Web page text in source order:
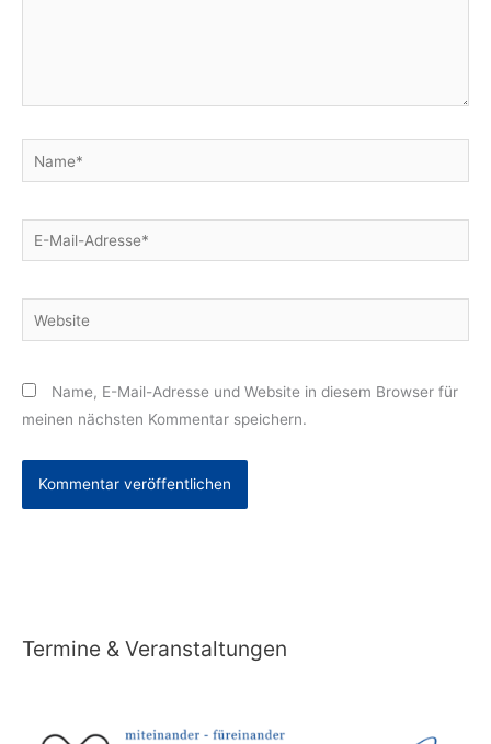
Name*
E-
Mail-
Website
Name, E-Mail-Adresse und Website in diesem Browser für
meinen nächsten Kommentar speichern.
Termine & Veranstaltungen